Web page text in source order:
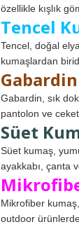
özellikle kışlık
Tencel
Tencel, doğal
kumaşlardan
Gabardin, sık
pantolon ve
Süet
Süet kumaş,
ayakkabı, çanta
Mikrofiber
outdoor